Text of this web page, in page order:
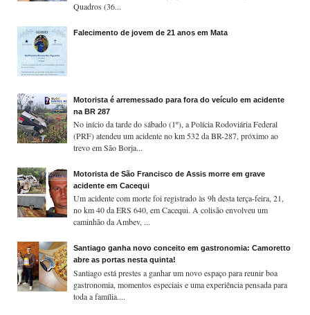
Quadros (36...
Falecimento de jovem de 21 anos em Mata
Motorista é arremessado para fora do veículo em acidente
na BR 287
No início da tarde do sábado (1º), a Polícia Rodoviária Federal
(PRF) atendeu um acidente no km 532 da BR-287, próximo ao
trevo em São Borja...
Motorista de São Francisco de Assis morre em grave
acidente em Cacequi
Um acidente com morte foi registrado às 9h desta terça-feira, 21,
no km 40 da ERS 640, em Cacequi. A colisão envolveu um
caminhão da Ambev, ...
Santiago ganha novo conceito em gastronomia: Camoretto
abre as portas nesta quinta!
Santiago está prestes a ganhar um novo espaço para reunir boa
gastronomia, momentos especiais e uma experiência pensada para
toda a família....